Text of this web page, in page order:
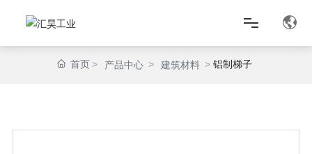
首页 产品中心 建筑材料 铝制梯子